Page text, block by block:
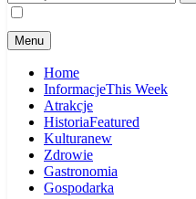
Menu
Home
InformacjeThis Week
Atrakcje
HistoriaFeatured
Kulturanew
Zdrowie
Gastronomia
Gospodarka